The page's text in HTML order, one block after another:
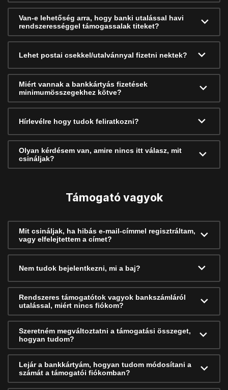
Van-e lehetőség arra, hogy banki utalással havi
rendszerességgel támogassalak titeket?
Lehet postai csekkel/utalvánnyal fizetni nektek?
Miért vannak a bankkártyás fizetések
minimumösszegekhez kötve?
Hírlevélre hogy tudok feliratkozni?
Olyan kérdésem van, amire nincs itt válasz, mit
csináljak?
Támogató vagyok
Mit csináljak, ha hibás e-mail-címmel regisztráltam,
vagy elfelejtettem a címet?
Nem tudok bejelentkezni, mi a baj?
Rendszeres támogatótok vagyok bankszámláról
utalással, miért nincs fiókom?
Szeretném megváltoztatni a támogatási összeget,
hogyan tudom?
Lejár a bankkártyám, hogyan tudom módosítani a
számát a támogatói fiókomban?